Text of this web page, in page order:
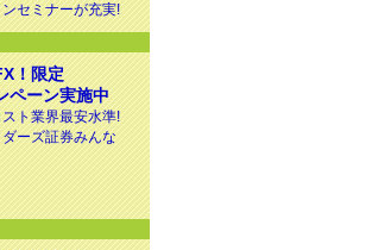
セミナーが充実!
！限定
ペーン実施中
ト業界最安水準!
ダーズ証券みんな